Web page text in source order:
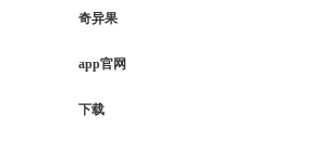
奇异果
app官网
下载